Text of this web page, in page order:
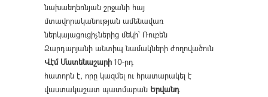
նախաեղեռնյան շրջանի հայ
մտավորականության ամենավառ
ներկայացուցիչներից մեկի՝ Ռուբեն
Զարդարյանի անտիպ նամակների ժողովածուն
Վէմ Մատենաշարի 10-րդ
հատորն է, որը կազմել ու հրատարակել է
վաստակաշատ պատմաբան Երվանդ